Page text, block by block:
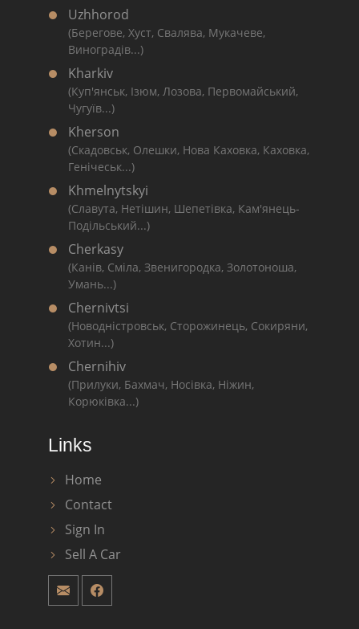
Uzhhorod
(Берегове, Хуст, Свалява, Мукачеве,
Виноградів...)
Kharkiv
(Куп'янськ, Ізюм, Лозова, Первомайський,
Чугуїв...)
Kherson
(Скадовськ, Олешки, Нова Каховка, Каховка,
Генічеськ...)
Khmelnytskyi
(Славута, Нетішин, Шепетівка, Кам'янець-
Подільський...)
Cherkasy
(Канів, Сміла, Звенигородка, Золотоноша,
Умань...)
Chernivtsi
(Новодністровськ, Сторожинець, Сокиряни,
Хотин...)
Chernihiv
(Прилуки, Бахмач, Носівка, Ніжин,
Корюківка...)
Links
Home
Contact
Sign In
Sell A Car